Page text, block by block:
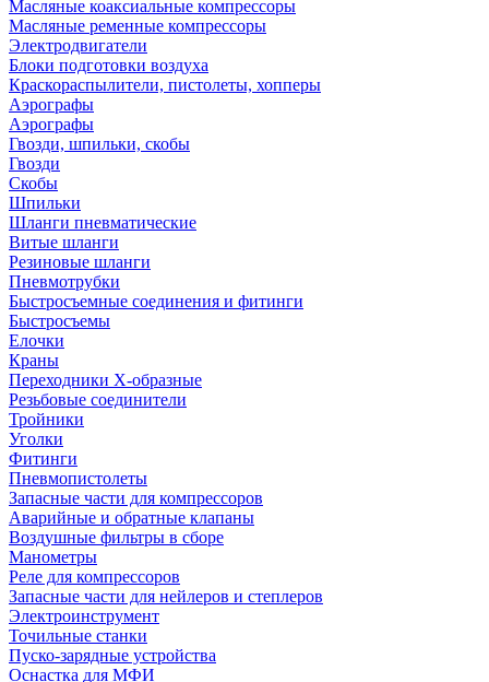
Масляные коаксиальные компрессоры
Масляные ременные компрессоры
Электродвигатели
Блоки подготовки воздуха
Краскораспылители, пистолеты, хопперы
Аэрографы
Аэрографы
Гвозди, шпильки, скобы
Гвозди
Скобы
Шпильки
Шланги пневматические
Витые шланги
Резиновые шланги
Пневмотрубки
Быстросъемные соединения и фитинги
Быстросъемы
Елочки
Краны
Переходники Х-образные
Резьбовые соединители
Тройники
Уголки
Фитинги
Пневмопистолеты
Запасные части для компрессоров
Аварийные и обратные клапаны
Воздушные фильтры в сборе
Манометры
Реле для компрессоров
Запасные части для нейлеров и степлеров
Электроинструмент
Точильные станки
Пуско-зарядные устройства
Оснастка для МФИ